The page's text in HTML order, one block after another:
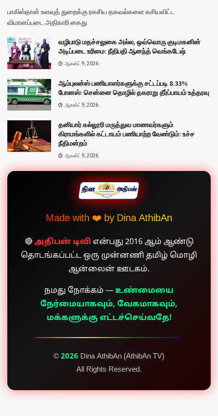
பாகிஸ்தான் உளவுத் துறைக்கு ரகசிய தகவல்களை கசியவிட்ட
விமானப்படை அதிகாரி கைது
வழிபாடு மதச்சலுகை அல்ல, ஒவ்வொரு குடிமகனின்
அடிப்படை உரிமை: நீதிபதி ஆனந்த் வெங்கடேஷ்
ஆகஸ்ட் 9, 2026
ஆம்புலன்ஸ் பணியாளர்களுக்கு சட்டப்படி 8.33%
போனஸ்: சென்னை தொழில் தகராறு தீர்ப்பாயம் உத்தரவு
ஆகஸ்ட் 9, 2026
தனியார் கல்லூரி மருத்துவ மாணவர்களும்
கிராமங்களில் கட்டாயம் பணியாற்ற வேண்டும்: உச்ச
நீதிமன்றம்
ஆகஸ்ட் 9, 2026
Made with ❤️ by Dina AthibAn
🔴 அதிபன் டிவி என்பது 2016 ஆம் ஆண்டு
தொடங்கப்பட்ட ஒரு முன்னணி தமிழ் மொழி
ஆன்லைன் ஊடகம்.
நமது நோக்கம் — உண்மையை
நேர்மையாகவும், வேகமாகவும்,
மக்களுக்கு எட்டச்செய்வதே!
© 2026 Dina AthibAn (AthibAn TV)
All Rights Reserved.